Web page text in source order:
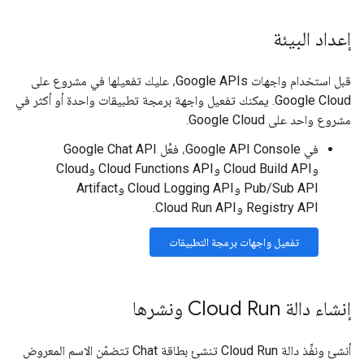
إعداد البيئة
قبل استخدام واجهات Google APIs، عليك تفعيلها في مشروع على
Google Cloud. يمكنك تفعيل واجهة برمجة تطبيقات واحدة أو أكثر في
مشروع واحد على Google Cloud.
في Google API Console، فعِّل Google Chat API
وCloud Build API وCloud Functions API وCloud
Pub/Sub API وCloud Logging API وArtifact
Registry API وCloud Run API.
تفعيل واجهات برمجة التطبيقات
إنشاء دالة Cloud Run ونشرها
أنشئ ونفِّذ دالة Cloud Run تنشئ بطاقة Chat تتضمّن الاسم المعروض